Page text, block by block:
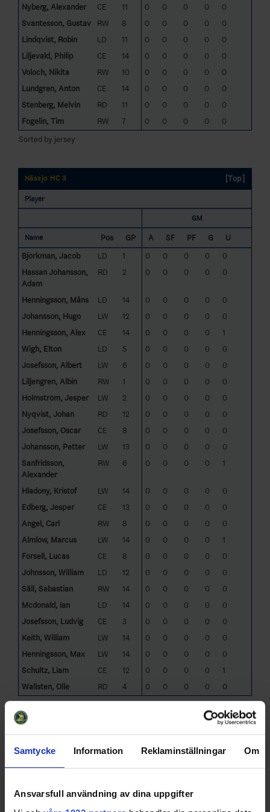
Samtycke Information Reklaminställningar Om
Ansvarsfull användning av dina uppgifter
Nyberg, Alexander CE 11 0 0 0 0
0
Svantesson, Gustav
RW 8 0 0 0 0
0
Lindqvist, Robin
LD 11 0 0 0 0
0
Liljevald, Philip
CE 14 0 0 0 0
0
Voloch, Nikita
RW 10 0 0 0 0
0
Lundgren, Anton
CE 14 0 0 0 0
0
Stenberg, Melvin
RD 11 0 0 0 0
0
Fogelin, Tim
RW 7 0 0 0 0
0
Sorted by jersey
Nässjö HC 3 [Top]
Player
GM
Name Pos GP A SF PF G
U
Björkman, Jacob
LD 1 0 0 0 0
0
Hassan Johansson,
Adam
RD 2 0 0 0 0 0
Henningsson, Måns LD 14 0 0 0 0
0
Johansson, Hugo
LW 12 0 0 0 0
0
Henningsson, Alex
CE 14 0 0 0 0
1
Wigh, Elton
LD 5 0 0 0 0
0
Josefsson, Albert
LW 6 0 0 0 0
0
Liljengren, Albin
RW 1 0 0 0 0
0
Holmström, Jesper
LW 2 0 0 0 0
0
Nyqvist, Johan
RD 12 0 0 0 0
0
Josefsson, Oscar
CE 8 0 0 0 0
0
Johansson, Petter
LW 13 0 0 0 0
0
Sanfridsson,
Alexander
RW 6 0 0 0 0 1
Hladony, Kristof LW 14 0 0 0 0
0
Edberg, Jesper
CE 13 0 0 0 0
0
Angel, Carl
RW 8 0 0 0 0
0
Almlöw, Marcus
LW 14 0 0 0 0
1
Forsell, Lucas
CE 8 0 0 0 0
0
Johnsson, William
LD 12 0 0 0 0
0
Säll, Sebastian
RW 14 0 0 0 0
0
Mcdonald, Ian
LD 14 0 0 0 0
0
Josefsson, Ludvig
CE 3 0 0 0 0
0
Keith, William
LW 14 0 0 0 0
0
Henningsson, Max
LW 14 0 0 0 0
0
Schultz, Liam
CE 12 0 0 0 0
1
Wallsten, Olle
RD 4 0 0 0 0
0
Sorted by jersey